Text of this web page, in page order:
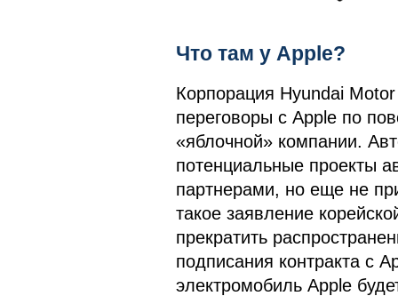
Что там у Apple?
Корпорация Hyundai
переговоры с Apple по
«яблочной» компании.
потенциальные проекты
партнерами, но еще не
такое заявление
прекратить
подписания контракта с
электромобиль Apple